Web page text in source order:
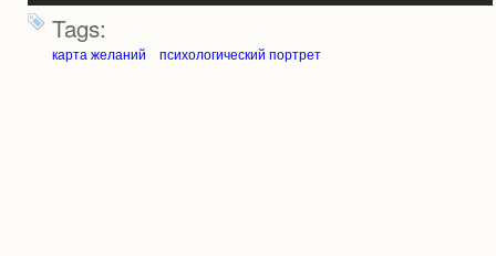
Tags:
карта желаний психологический портрет